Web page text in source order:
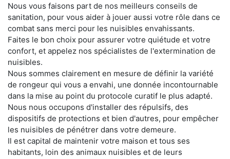
Nous vous faisons part de nos meilleurs conseils de
sanitation, pour vous aider à jouer aussi votre rôle dans ce
combat sans merci pour les nuisibles envahissants.
Faites le bon choix pour assurer votre quiétude et votre
confort, et appelez nos spécialistes de l'extermination de
nuisibles.
Nous sommes clairement en mesure de définir la variété
de rongeur qui vous a envahi, une donnée incontournable
dans la mise au point du protocole curatif le plus adapté.
Nous nous occupons d'installer des répulsifs, des
dispositifs de protections et bien d'autres, pour empêcher
les nuisibles de pénétrer dans votre demeure.
Il est capital de maintenir votre maison et tous ses
habitants, loin des animaux nuisibles et de leurs